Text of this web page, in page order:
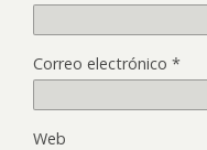
Correo electrónico *
Web